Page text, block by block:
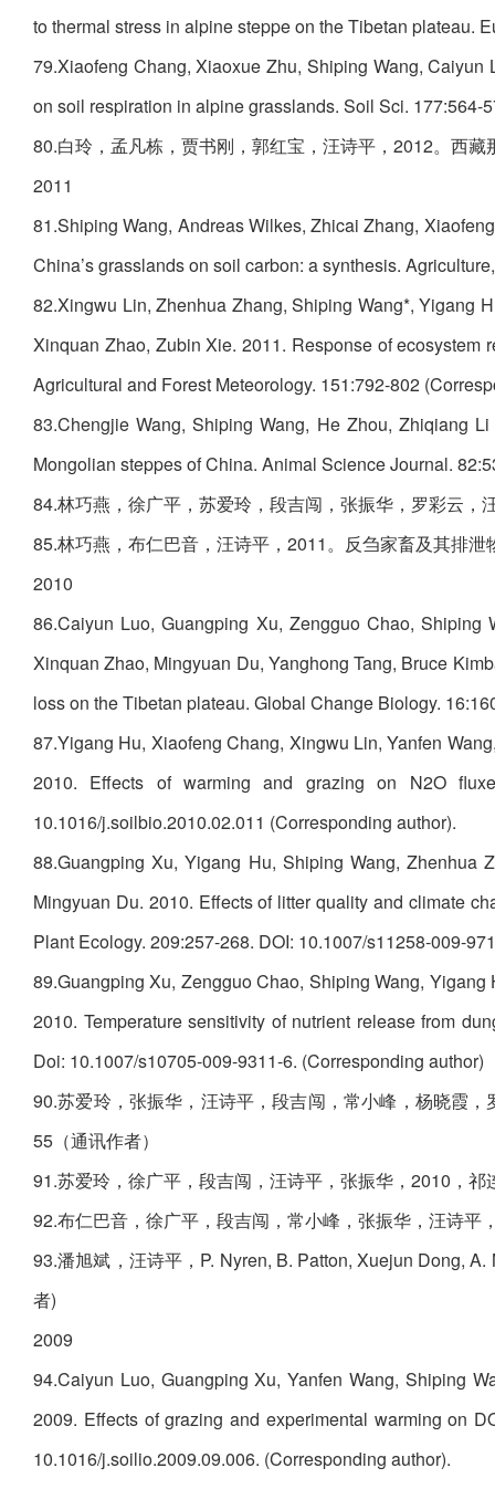
to thermal stress in alpine steppe on the Tibetan
79.Xiaofeng Chang, Xiaoxue Zhu, Shiping Wang,
on soil respiration in alpine grasslands. Soil Sci. 177:564-
80.白玲，孟凡栋，贾书刚，郭红宝，汪诗平，2012。西
2011
81.Shiping Wang, Andreas Wilkes, Zhicai Zhang,
China’s grasslands on soil carbon: a synthesis.
82.Xingwu Lin, Zhenhua Zhang, Shiping Wang*, Yigang
Xinquan Zhao, Zubin Xie. 2011. Response of
Agricultural and Forest Meteorology. 151:792-802
83.Chengjie Wang, Shiping Wang, He Zhou, Zhiqiang
Mongolian steppes of China. Animal Science Journal.
84.林巧燕，徐广平，苏爱玲，段吉闯，张振华，罗彩云
85.林巧燕，布仁巴音，汪诗平，2011。反刍家畜及其排
2010
86.Caiyun Luo, Guangping Xu, Zengguo Chao,
Xinquan Zhao, Mingyuan Du, Yanghong Tang, Bruce
loss on the Tibetan plateau. Global Change Biology.
87.Yigang Hu, Xiaofeng Chang, Xingwu Lin, Yanfen
2010. Effects of warming and grazing on N2O
10.1016/j.soilbio.2010.02.011 (Corresponding author).
88.Guangping Xu, Yigang Hu, Shiping Wang,
Mingyuan Du. 2010. Effects of litter quality and climate
Plant Ecology. 209:257-268. DOI: 10.1007/s11258-009-
89.Guangping Xu, Zengguo Chao, Shiping Wang,
2010. Temperature sensitivity of nutrient release from
Doi: 10.1007/s10705-009-9311-6. (Corresponding author)
90.苏爱玲，张振华，汪诗平，段吉闯，常小峰，杨晓霞
55（通讯作者）
91.苏爱玲，徐广平，段吉闯，汪诗平，张振华，2010，
92.布仁巴音，徐广平，段吉闯，常小峰，张振华，汪诗
93.潘旭斌，汪诗平，P. Nyren, B. Patton, Xuejun Dong,
者)
2009
94.Caiyun Luo, Guangping Xu, Yanfen Wang, Shiping
2009. Effects of grazing and experimental warming on
10.1016/j.soilio.2009.09.006. (Corresponding author).